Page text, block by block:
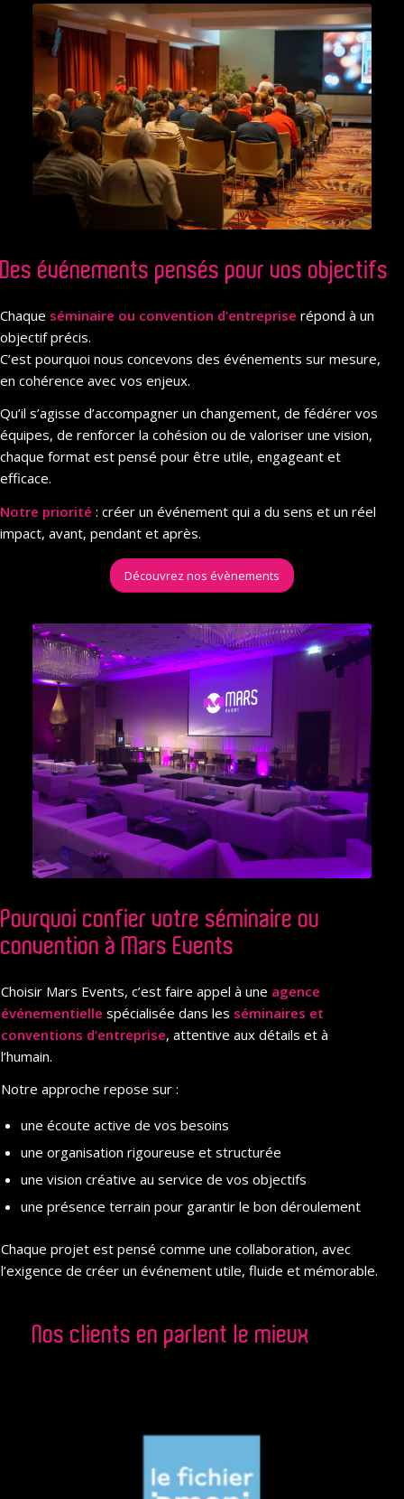
Des événements pensés pour vos objectifs
Chaque séminaire ou convention d’entreprise répond à un
objectif précis.
C’est pourquoi nous concevons des événements sur mesure,
en cohérence avec vos enjeux.
Qu’il s’agisse d’accompagner un changement, de fédérer vos
équipes, de renforcer la cohésion ou de valoriser une vision,
chaque format est pensé pour être utile, engageant et
efficace.
Notre priorité : créer un événement qui a du sens et un réel
impact, avant, pendant et après.
Découvrez nos évènements
Pourquoi confier votre séminaire ou
convention à Mars Events
Choisir Mars Events, c’est faire appel à une agence
événementielle spécialisée dans les séminaires et
conventions d’entreprise, attentive aux détails et à
l’humain.
Notre approche repose sur :
une écoute active de vos besoins
une organisation rigoureuse et structurée
une vision créative au service de vos objectifs
une présence terrain pour garantir le bon déroulement
Chaque projet est pensé comme une collaboration, avec
l’exigence de créer un événement utile, fluide et mémorable.
Nos clients en parlent le mieux